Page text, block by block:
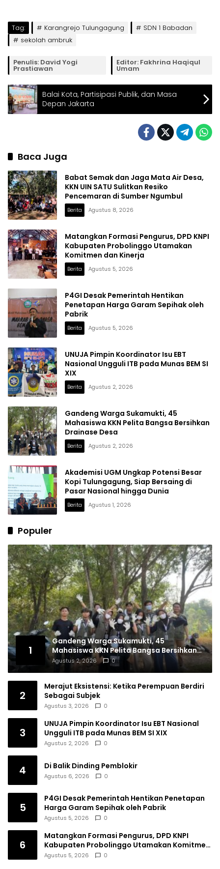
Tag: Karangrejo Tulungagung
SDN 1 Babadan
sekolah ambruk
Penulis: David Yogi
Prastiawan
Editor: Fakhrina Haqiqul
Umam
Balai Kota, Partisipasi Publik, dan Masa
Depan Jakarta
Baca Juga
Babat Semak dan Jaga Mata Air Desa,
KKN UIN SATU Sulitkan Resiko
Pencemaran di Sumber Ngumbul
Berita Agustus 8, 2026
Matangkan Formasi Pengurus, DPD KNPI
Kabupaten Probolinggo Utamakan
Komitmen dan Kinerja
Berita Agustus 5, 2026
P4GI Desak Pemerintah Hentikan
Penetapan Harga Garam Sepihak oleh
Pabrik
Berita Agustus 5, 2026
UNUJA Pimpin Koordinator Isu EBT
Nasional Ungguli ITB pada Munas BEM SI
XIX
Berita Agustus 2, 2026
Gandeng Warga Sukamukti, 45
Mahasiswa KKN Pelita Bangsa Bersihkan
Drainase Desa
Berita Agustus 2, 2026
Akademisi UGM Ungkap Potensi Besar
Kopi Tulungagung, Siap Bersaing di
Pasar Nasional hingga Dunia
Berita Agustus 1, 2026
Populer
1
Gandeng Warga Sukamukti, 45
Mahasiswa KKN Pelita Bangsa Bersihkan
Drainase Desa
Agustus 2, 2026 0
2
Merajut Eksistensi: Ketika Perempuan Berdiri
Sebagai Subjek
Agustus 3, 2026 0
3
UNUJA Pimpin Koordinator Isu EBT Nasional
Ungguli ITB pada Munas BEM SI XIX
Agustus 2, 2026 0
4 Di Balik Dinding Pemblokir
Agustus 6, 2026 0
5
P4GI Desak Pemerintah Hentikan Penetapan
Harga Garam Sepihak oleh Pabrik
Agustus 5, 2026 0
6
Matangkan Formasi Pengurus, DPD KNPI
Kabupaten Probolinggo Utamakan Komitmen
dan Kinerja
Agustus 5, 2026 0